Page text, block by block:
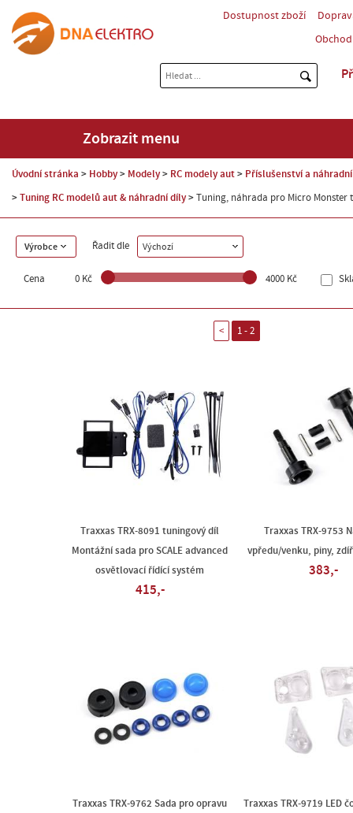
Dostupnost zboží
Zobrazit menu
Úvodní stránka Hobby Modely RC modely aut Příslušenství a
Tuning RC modelů aut & náhradní díly Tuning, náhrada pro Micro Monster
Výrobce Řadit dle Výchozí
Cena 0 Kč 4000 Kč
< 1 - 2
Traxxas TRX-8091 tuningový díl
Montážní sada pro SCALE advanced
osvětlovací řídící systém
415,-
Traxxas TRX-9753
vpředu/venku, piny,
383,-
Traxxas TRX-9762 Sada pro opravu
Traxxas TRX-9719 LED